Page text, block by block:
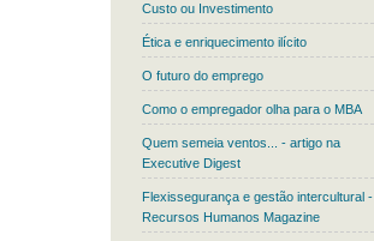
Custo ou Investimento
Ética e enriquecimento ilícito
O futuro do emprego
Como o empregador olha para o MBA
Quem semeia ventos... - artigo na
Executive Digest
Flexissegurança e gestão intercultural -
Recursos Humanos Magazine